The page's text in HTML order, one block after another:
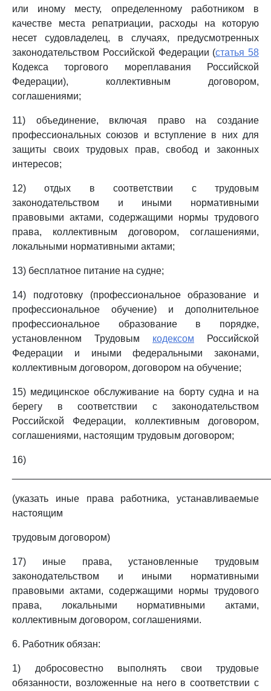
или иному месту, определенному работником в
качестве места репатриации, расходы на которую
несет судовладелец, в случаях, предусмотренных
законодательством Российской Федерации (статья 58
Кодекса торгового мореплавания Российской
Федерации), коллективным договором,
соглашениями;
11) объединение, включая право на создание
профессиональных союзов и вступление в них для
защиты своих трудовых прав, свобод и законных
интересов;
12) отдых в соответствии с трудовым
законодательством и иными нормативными
правовыми актами, содержащими нормы трудового
права, коллективным договором, соглашениями,
локальными нормативными актами;
13) бесплатное питание на судне;
14) подготовку (профессиональное образование и
профессиональное обучение) и дополнительное
профессиональное образование в порядке,
установленном Трудовым кодексом Российской
Федерации и иными федеральными законами,
коллективным договором, договором на обучение;
15) медицинское обслуживание на борту судна и на
берегу в соответствии с законодательством
Российской Федерации, коллективным договором,
соглашениями, настоящим трудовым договором;
16)
(указать иные права работника, устанавливаемые
настоящим
трудовым договором)
17) иные права, установленные трудовым
законодательством и иными нормативными
правовыми актами, содержащими нормы трудового
права, локальными нормативными актами,
коллективным договором, соглашениями.
6. Работник обязан:
1) добросовестно выполнять свои трудовые
обязанности, возложенные на него в соответствии с